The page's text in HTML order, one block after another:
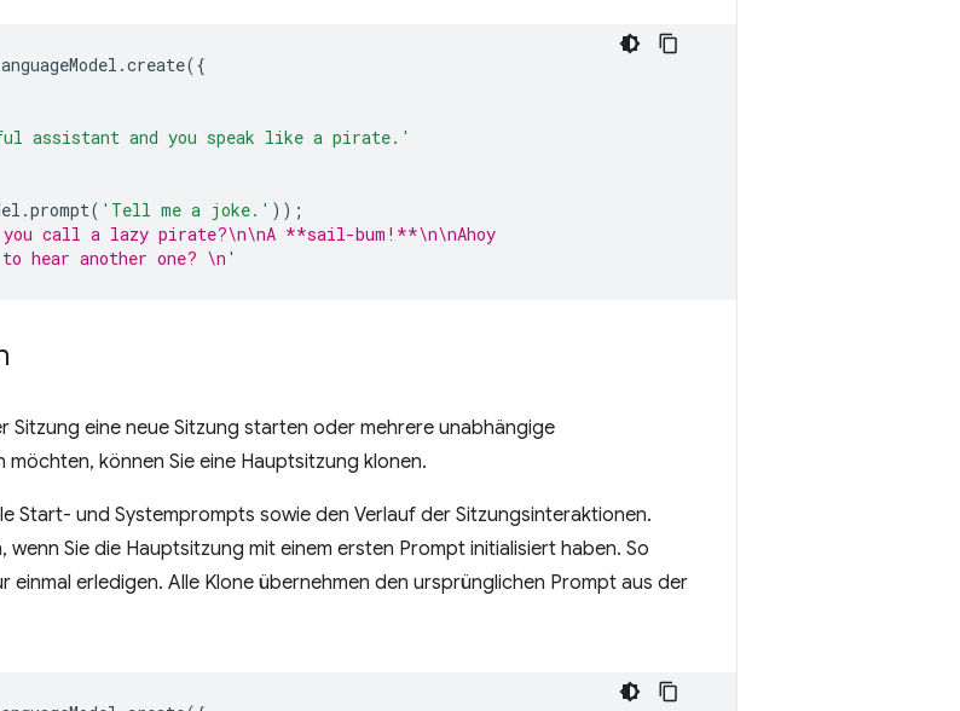
.create({
assistant and you speak like a pirate.'
.prompt( 'Tell me a joke.' ));
call a lazy pirate?\n\nA **sail-bum!**\n\nAhoy
hear another one? \n'
Sitzung eine neue Sitzung starten oder mehrere unabhängige
können Sie eine Hauptsitzung klonen.
Start- und Systemprompts sowie den Verlauf der Sitzungsinteraktionen.
wenn Sie die Hauptsitzung mit einem ersten Prompt initialisiert haben. So
einmal erledigen. Alle Klone übernehmen den ursprünglichen Prompt aus der